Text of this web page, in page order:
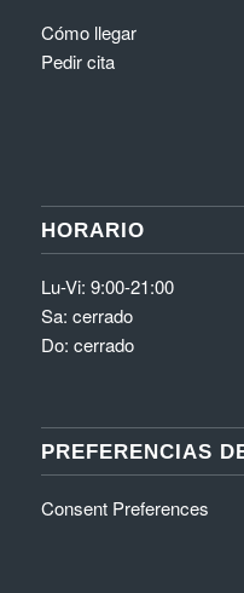
Cómo llegar
Pedir cita
HORARIO
Lu-Vi: 9:00-21:00
Sa: cerrado
Do: cerrado
PREFERENCIAS
Consent Preferences